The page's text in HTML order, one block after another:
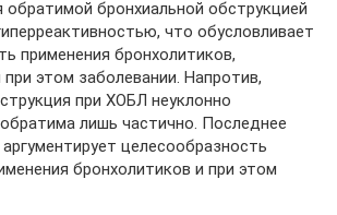
обратимой бронхиальной обструкцией
что обусловливает
применения бронхолитиков,
этом заболевании. Напротив,
при ХОБЛ неуклонно
лишь частично. Последнее
целесообразность
бронхолитиков и при этом